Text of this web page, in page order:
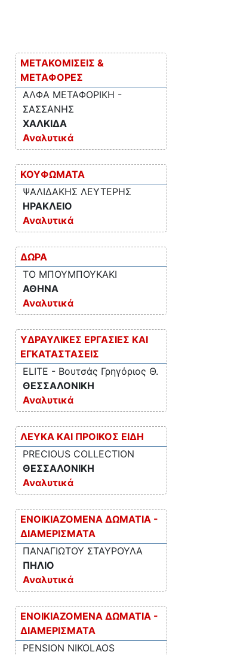
ΜΕΤΑΚΟΜΙΣΕΙΣ &
ΜΕΤΑΦΟΡΕΣ
ΑΛΦΑ ΜΕΤΑΦΟΡΙΚΗ -
ΣΑΣΣΑΝΗΣ
ΧΑΛΚΙΔΑ
Αναλυτικά
ΚΟΥΦΩΜΑΤΑ
ΨΑΛΙΔΑΚΗΣ ΛΕΥΤΕΡΗΣ
ΗΡΑΚΛΕΙΟ
Αναλυτικά
ΔΩΡΑ
ΤΟ ΜΠΟΥΜΠΟΥΚΑΚΙ
ΑΘΗΝΑ
Αναλυτικά
ΥΔΡΑΥΛΙΚΕΣ ΕΡΓΑΣΙΕΣ ΚΑΙ
ΕΓΚΑΤΑΣΤΑΣΕΙΣ
ELITE - Βουτσάς Γρηγόριος Θ.
ΘΕΣΣΑΛΟΝΙΚΗ
Αναλυτικά
ΛΕΥΚΑ ΚΑΙ ΠΡΟΙΚΟΣ ΕΙΔΗ
PRECIOUS COLLECTION
ΘΕΣΣΑΛΟΝΙΚΗ
Αναλυτικά
ΕΝΟΙΚΙΑΖΟΜΕΝΑ ΔΩΜΑΤΙΑ -
ΔΙΑΜΕΡΙΣΜΑΤΑ
ΠΑΝΑΓΙΩΤΟΥ ΣΤΑΥΡΟΥΛΑ
ΠΗΛΙΟ
Αναλυτικά
ΕΝΟΙΚΙΑΖΟΜΕΝΑ ΔΩΜΑΤΙΑ -
ΔΙΑΜΕΡΙΣΜΑΤΑ
PENSION NIKOLAOS